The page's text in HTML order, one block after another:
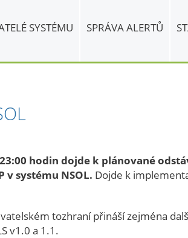
SYSTÉMU SPRÁVA ALERTŮ
hodin dojde k plánované
systému NSOL. Dojde k
tozhraní přináší zejména
v1.0 a 1.1.